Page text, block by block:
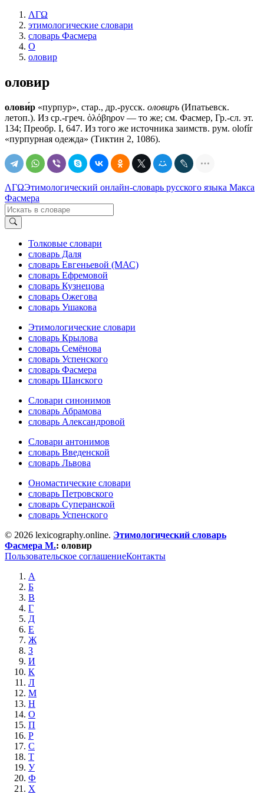
ΛΓΩ
этимологические словари
словарь Фасмера
О
оловир
оловир
олови́р «пурпур», стар., др.-русск. оловиръ (Ипатьевск.
летоп.). Из ср.-греч. ὁλόβηρον — то же; см. Фасмер, Гр.-сл. эт.
134; Преобр. I, 647. Из того же источника заимств. рум. olofír
«пурпурная одежда» (Тиктин 2, 1086).
ΛΓΩЭтимологический онлайн-словарь русского языка Макса
Фасмера
Толковые словари
словарь Даля
словарь Евгеньевой (МАС)
словарь Ефремовой
словарь Кузнецова
словарь Ожегова
словарь Ушакова
Этимологические словари
словарь Крылова
словарь Семёнова
словарь Успенского
словарь Фасмера
словарь Шанского
Словари синонимов
словарь Абрамова
словарь Александровой
Словари антонимов
словарь Введенской
словарь Львова
Ономастические словари
словарь Петровского
словарь Суперанской
словарь Успенского
© 2026 lexicography.online. Этимологический словарь
Фасмера М.: оловир
Пользовательское соглашениеКонтакты
А
Б
В
Г
Д
Е
Ж
З
И
К
Л
М
Н
О
П
Р
С
Т
У
Ф
Х